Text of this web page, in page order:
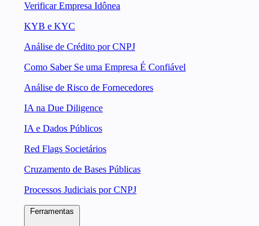
Verificar Empresa Idônea
KYB e KYC
Análise de Crédito por CNPJ
Como Saber Se uma Empresa É Confiável
Análise de Risco de Fornecedores
IA na Due Diligence
IA e Dados Públicos
Red Flags Societários
Cruzamento de Bases Públicas
Processos Judiciais por CNPJ